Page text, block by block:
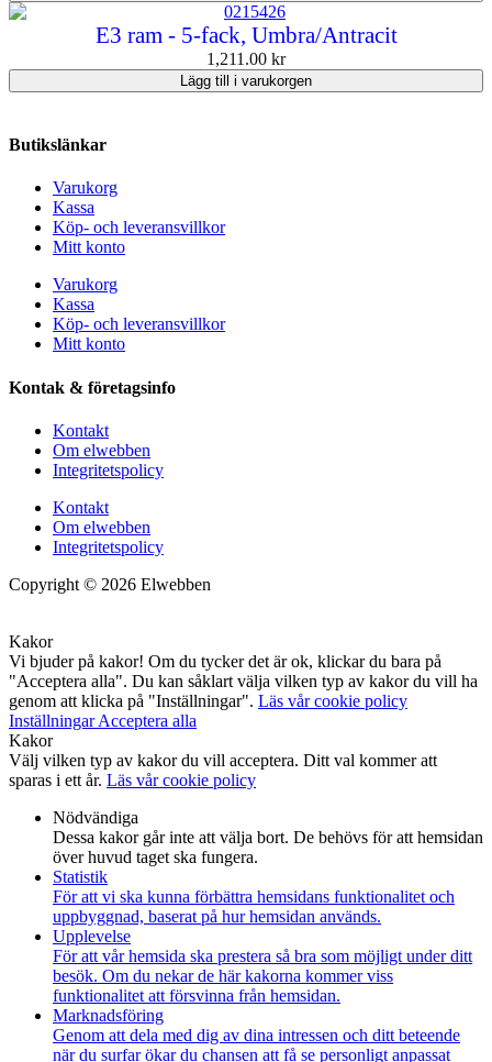
E3 ram - 5-fack, Umbra/Antracit
1,211.00 kr
Lägg till i varukorgen
Butikslänkar
Varukorg
Kassa
Köp- och leveransvillkor
Mitt konto
Varukorg
Kassa
Köp- och leveransvillkor
Mitt konto
Kontak & företagsinfo
Kontakt
Om elwebben
Integritetspolicy
Kontakt
Om elwebben
Integritetspolicy
Copyright © 2026 Elwebben
Kakor
Vi bjuder på kakor! Om du tycker det är ok, klickar du bara på
"Acceptera alla". Du kan såklart välja vilken typ av kakor du vill ha
genom att klicka på "Inställningar". Läs vår cookie policy
InställningarAcceptera alla
Kakor
Välj vilken typ av kakor du vill acceptera. Ditt val kommer att
sparas i ett år. Läs vår cookie policy
Nödvändiga
Dessa kakor går inte att välja bort. De behövs för att hemsidan
över huvud taget ska fungera.
Statistik
För att vi ska kunna förbättra hemsidans funktionalitet och
uppbyggnad, baserat på hur hemsidan används.
Upplevelse
För att vår hemsida ska prestera så bra som möjligt under ditt
besök. Om du nekar de här kakorna kommer viss
funktionalitet att försvinna från hemsidan.
Marknadsföring
Genom att dela med dig av dina intressen och ditt beteende
när du surfar ökar du chansen att få se personligt anpassat